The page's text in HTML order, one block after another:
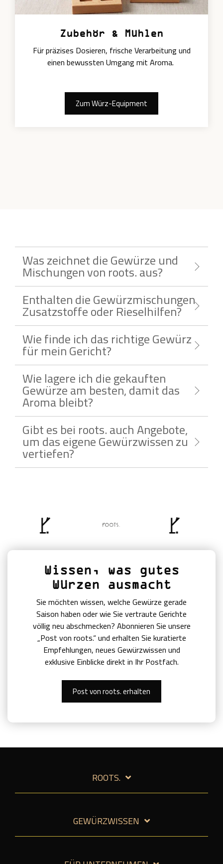
Zubehör & Mühlen
Für präzises Dosieren, frische Verarbeitung und
einen bewussten Umgang mit Aroma.
Zum Würz-Equipment
Was zeichnet die Gewürze und
Mischungen von roots. aus?
Enthalten die Gewürzmischungen
Zusatzstoffe oder Rieselhilfen?
Wie finde ich das richtige Gewürz
für mein Gericht?
Wie lagere ich die gekauften
Gewürze am besten, damit das
Aroma bleibt?
Gibt es bei roots. auch Angebote,
um das eigene Gewürzwissen zu
vertiefen?
Wissen, was gutes
Würzen ausmacht
Sie möchten wissen, welche Gewürze gerade
Saison haben oder wie Sie vertraute Gerichte
völlig neu abschmecken? Abonnieren Sie unsere
„Post von roots.“ und erhalten Sie kuratierte
Empfehlungen, neues Gewürzwissen und
exklusive Einblicke direkt in Ihr Postfach.
Post von roots. erhalten
ROOTS.
GEWÜRZWISSEN